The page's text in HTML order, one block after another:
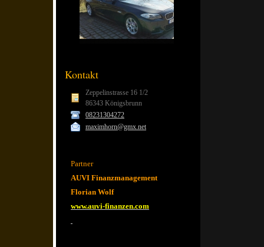
Kontakt
Zeppelinstrasse 16 1/2
86343 Königsbrunn
08231304272
maximhorn@gmx.net
Partner
AUVI Finanzmanagement
Florian Wolf
www.auvi-finanzen.com